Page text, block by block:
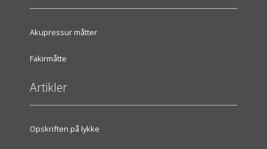
Akupressur måtter
Fakirmåtte
Artikler
Opskriften på lykke